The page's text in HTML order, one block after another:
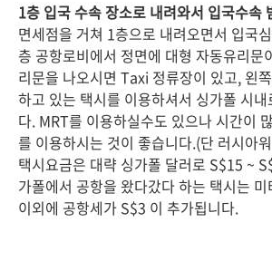
1층 입국 수속 장소로 내려와서 입국수속
면세점을 거쳐 1층으로 내려오면서 입국
층 공항로비에서 정면에 대형 자동유리문
리문을 나오시면 Taxi 정류장이 있고, 왼
하고 있는 택시를 이용하셔서 싱가폴 시
다. MRT를 이용하실수도 있으나 시간이
를 이용하시는 것이 좋습니다.(단 러시아
택시요금은 대략 싱가폴 달러로 S$15 ~
가폴에서 공항을 왔다갔다 하는 택시는
이외에 공항세가 S$3 이 추가됩니다.